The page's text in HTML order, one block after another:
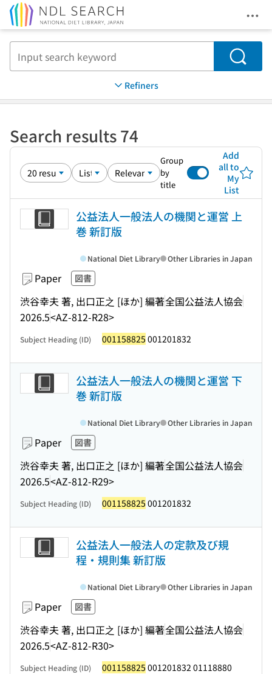
Search
Refiners
Search results 74
Group
by
title
Add
all to
My
List
公益法人一般法人の機関と運営 上
巻 新訂版
Paper 図書
渋谷幸夫 著, 出口正之 [ほか] 編著全国公益法人協会
2026.5<AZ-812-R28>
National Diet Library Other Libraries in Japan
Subject Heading (ID) 001158825 001201832
公益法人一般法人の機関と運営 下
巻 新訂版
Paper 図書
渋谷幸夫 著, 出口正之 [ほか] 編著全国公益法人協会
2026.5<AZ-812-R29>
National Diet Library Other Libraries in Japan
Subject Heading (ID) 001158825 001201832
公益法人一般法人の定款及び規
程・規則集 新訂版
Paper 図書
渋谷幸夫 著, 出口正之 [ほか] 編著全国公益法人協会
2026.5<AZ-812-R30>
National Diet Library Other Libraries in Japan
Subject Heading (ID) 001158825 001201832 01118880